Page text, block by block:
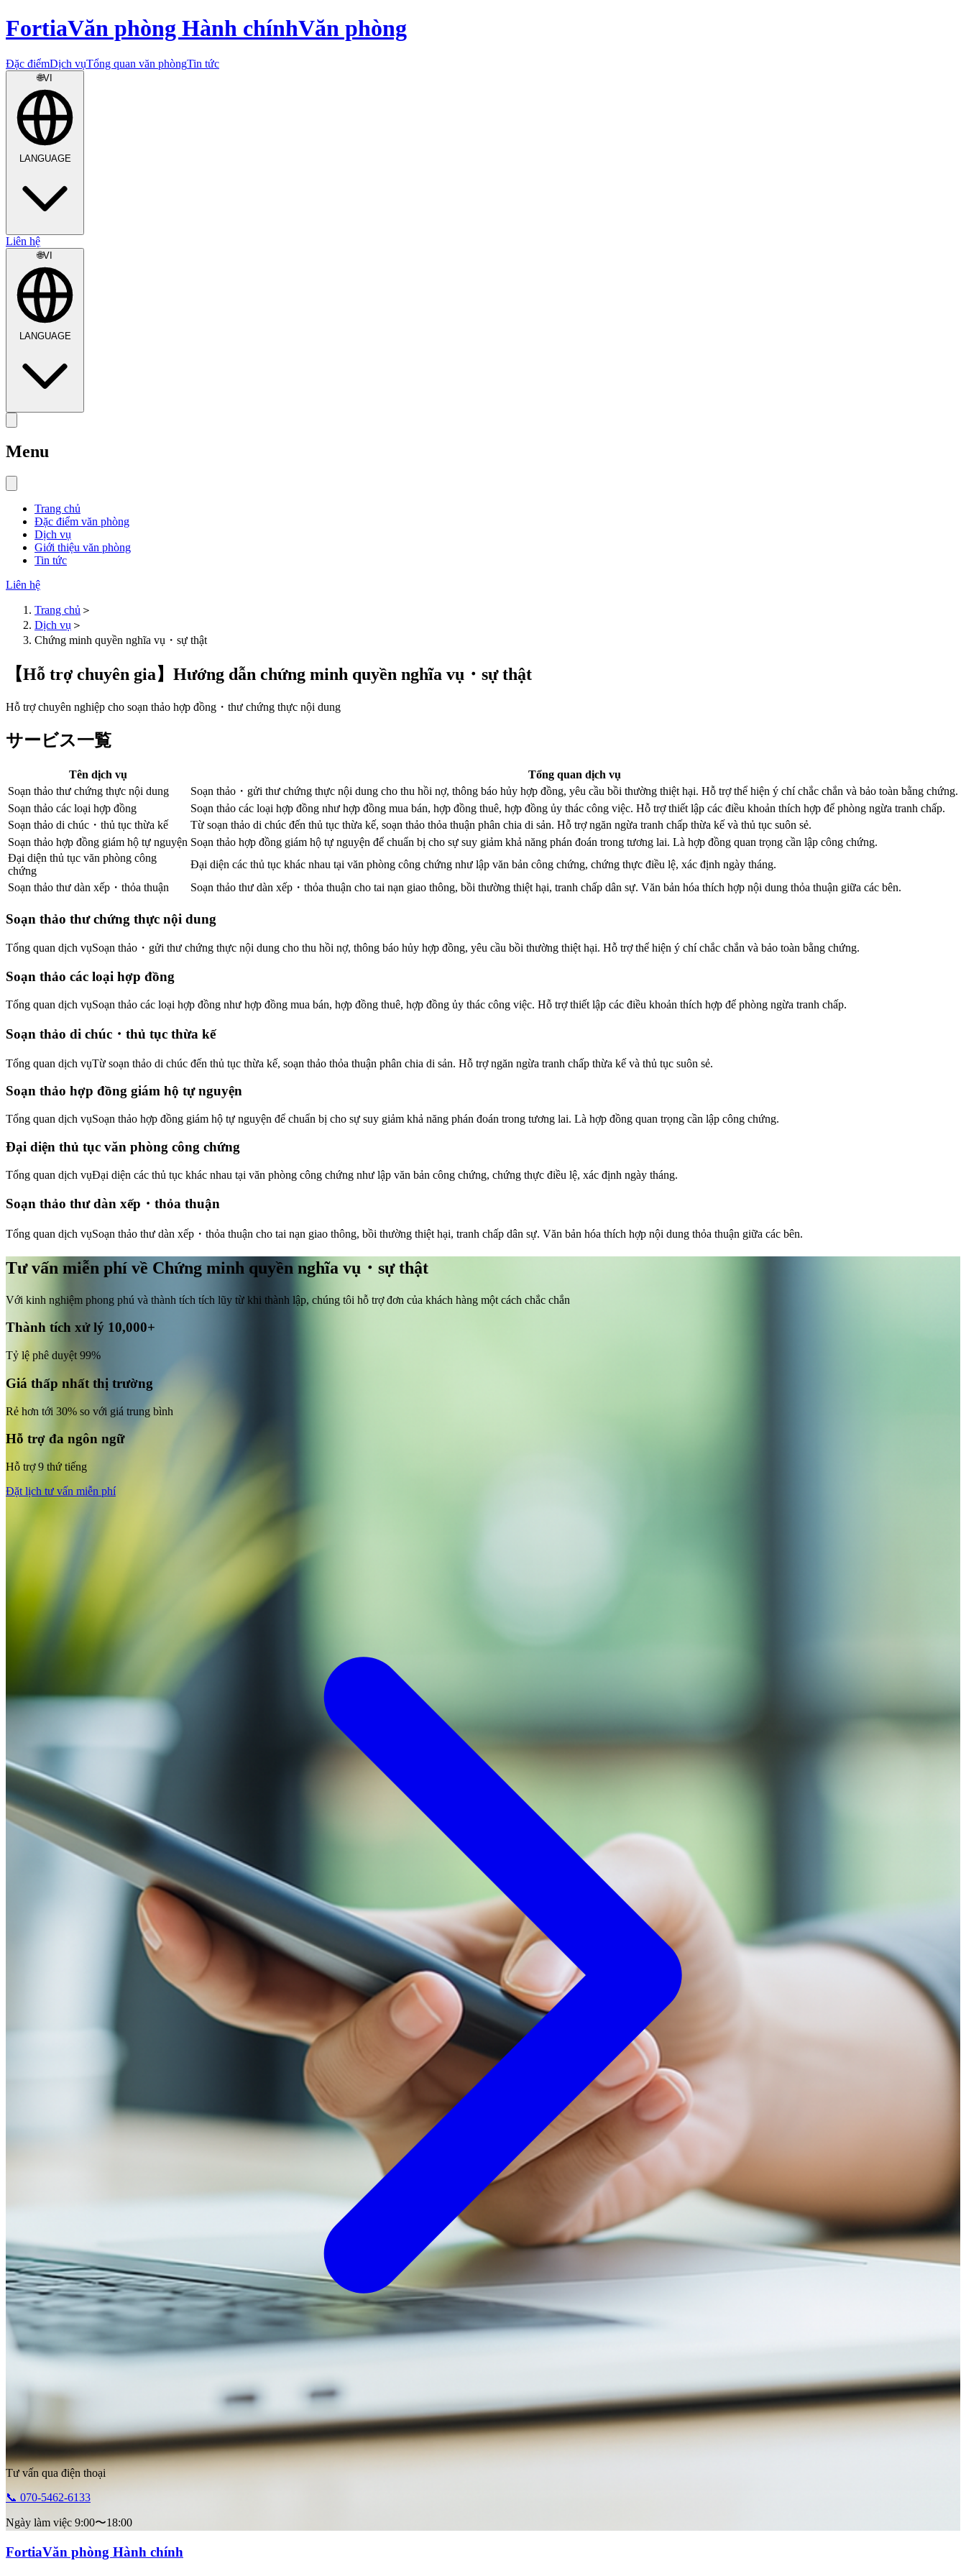
FortiaVăn phòng Hành chínhVăn phòng
Đặc điểmDịch vụTổng quan văn phòngTin tức
🌐VI
LANGUAGE
Liên hệ
🌐VI
LANGUAGE
Menu
Trang chủ
Đặc điểm văn phòng
Dịch vụ
Giới thiệu văn phòng
Tin tức
Liên hệ
Trang chủ ＞
Dịch vụ ＞
Chứng minh quyền nghĩa vụ・sự thật
【Hỗ trợ chuyên gia】Hướng dẫn chứng minh quyền nghĩa vụ・sự thật
Hỗ trợ chuyên nghiệp cho soạn thảo hợp đồng・thư chứng thực nội dung
サービス一覧
Tên dịch vụ
Tổng quan dịch vụ
Soạn thảo thư chứng thực nội dung
Soạn thảo・gửi thư chứng thực nội dung cho thu hồi nợ, thông báo hủy hợp đồng, yêu cầu bồi thường thiệt hại. Hỗ trợ thể hiện ý chí chắc chắn và bảo toàn bằng chứng.
Soạn thảo các loại hợp đồng
Soạn thảo các loại hợp đồng như hợp đồng mua bán, hợp đồng thuê, hợp đồng ủy thác công việc. Hỗ trợ thiết lập các điều khoản thích hợp để phòng ngừa tranh chấp.
Soạn thảo di chúc・thủ tục thừa kế
Từ soạn thảo di chúc đến thủ tục thừa kế, soạn thảo thỏa thuận phân chia di sản. Hỗ trợ ngăn ngừa tranh chấp thừa kế và thủ tục suôn sẻ.
Soạn thảo hợp đồng giám hộ tự nguyện Soạn thảo hợp đồng giám hộ tự nguyện để chuẩn bị cho sự suy giảm khả năng phán đoán trong tương lai. Là hợp đồng quan trọng cần lập công chứng.
Đại diện thủ tục văn phòng công
chứng
Đại diện các thủ tục khác nhau tại văn phòng công chứng như lập văn bản công chứng, chứng thực điều lệ, xác định ngày tháng.
Soạn thảo thư dàn xếp・thỏa thuận
Soạn thảo thư dàn xếp・thỏa thuận cho tai nạn giao thông, bồi thường thiệt hại, tranh chấp dân sự. Văn bản hóa thích hợp nội dung thỏa thuận giữa các bên.
Soạn thảo thư chứng thực nội dung
Tổng quan dịch vụSoạn thảo・gửi thư chứng thực nội dung cho thu hồi nợ, thông báo hủy hợp đồng, yêu cầu bồi thường thiệt hại. Hỗ trợ thể hiện ý chí chắc chắn và bảo toàn bằng chứng.
Soạn thảo các loại hợp đồng
Tổng quan dịch vụSoạn thảo các loại hợp đồng như hợp đồng mua bán, hợp đồng thuê, hợp đồng ủy thác công việc. Hỗ trợ thiết lập các điều khoản thích hợp để phòng ngừa tranh chấp.
Soạn thảo di chúc・thủ tục thừa kế
Tổng quan dịch vụTừ soạn thảo di chúc đến thủ tục thừa kế, soạn thảo thỏa thuận phân chia di sản. Hỗ trợ ngăn ngừa tranh chấp thừa kế và thủ tục suôn sẻ.
Soạn thảo hợp đồng giám hộ tự nguyện
Tổng quan dịch vụSoạn thảo hợp đồng giám hộ tự nguyện để chuẩn bị cho sự suy giảm khả năng phán đoán trong tương lai. Là hợp đồng quan trọng cần lập công chứng.
Đại diện thủ tục văn phòng công chứng
Tổng quan dịch vụĐại diện các thủ tục khác nhau tại văn phòng công chứng như lập văn bản công chứng, chứng thực điều lệ, xác định ngày tháng.
Soạn thảo thư dàn xếp・thỏa thuận
Tổng quan dịch vụSoạn thảo thư dàn xếp・thỏa thuận cho tai nạn giao thông, bồi thường thiệt hại, tranh chấp dân sự. Văn bản hóa thích hợp nội dung thỏa thuận giữa các bên.
Tư vấn miễn phí về Chứng minh quyền nghĩa vụ・sự thật
Với kinh nghiệm phong phú và thành tích tích lũy từ khi thành lập, chúng tôi hỗ trợ đơn của khách hàng một cách chắc chắn
Thành tích xử lý 10,000+
Tỷ lệ phê duyệt 99%
Giá thấp nhất thị trường
Rẻ hơn tới 30% so với giá trung bình
Hỗ trợ đa ngôn ngữ
Hỗ trợ 9 thứ tiếng
Đặt lịch tư vấn miễn phí
Tư vấn qua điện thoại
📞 070-5462-6133
Ngày làm việc 9:00〜18:00
FortiaVăn phòng Hành chính